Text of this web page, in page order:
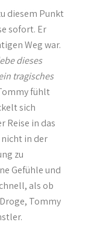
diesem Punkt
sofort. Er
Weg war.
dieses
tragisches
fühlt
sich
Reise in das
in der
zu
Gefühle und
als ob
Tommy